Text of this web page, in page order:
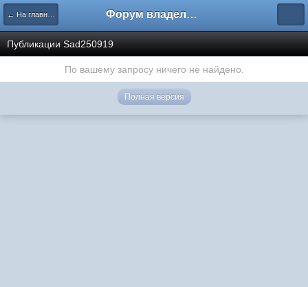
← На главную Форум владельцев интернет-магазинов
Публикации Sad250919
По вашему запросу ничего не найдено.
Полная версия